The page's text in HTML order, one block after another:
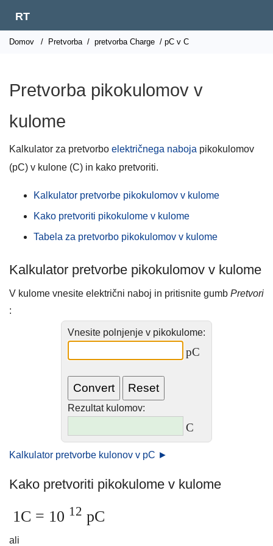
RT
Domov / Pretvorba / pretvorba Charge / pC v C
Pretvorba pikokulomov v
kulome
Kalkulator za pretvorbo električnega naboja pikokulomov
(pC) v kulone (C) in kako pretvoriti.
Kalkulator pretvorbe pikokulomov v kulome
Kako pretvoriti pikokulome v kulome
Tabela za pretvorbo pikokulomov v kulome
Kalkulator pretvorbe pikokulomov v kulome
V kulome vnesite električni naboj in pritisnite gumb Pretvori
:
Vnesite polnjenje v pikokulome:
pC
Rezultat kulomov:
C
Kalkulator pretvorbe kulonov v pC ►
Kako pretvoriti pikokulome v kulome
1C = 10 12 pC
ali